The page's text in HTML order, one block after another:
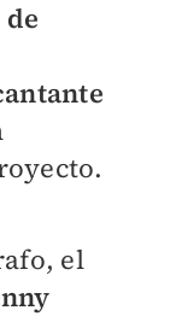
el